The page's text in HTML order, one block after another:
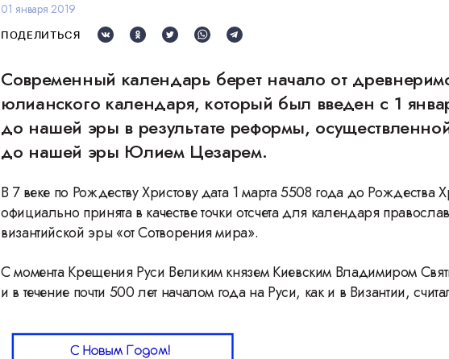
01 января 2019
ПОДЕЛИТЬСЯ
Современный календарь берет начало от
юлианского календаря, который был введен с 1
до нашей эры в результате реформы,
до нашей эры Юлием Цезарем.
В 7 веке по Рождеству Христову дата 1 марта 5508 года до Рождества
официально принята в качестве точки отсчета для календаря
византийской эры «от Сотворения мира».
С момента Крещения Руси Великим князем Киевским Владимиром
и в течение почти 500 лет началом года на Руси, как и в Византии,